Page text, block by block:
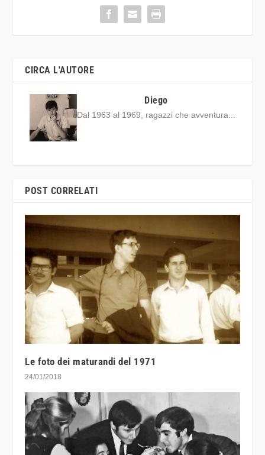
CIRCA L'AUTORE
Diego
Dal 1963 al 1969, ragazzi che avventura...
POST CORRELATI
Le foto dei maturandi del 1971
24/01/2018